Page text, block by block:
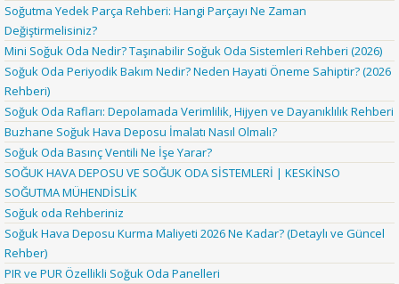
Soğutma Yedek Parça Rehberi: Hangi Parçayı Ne Zaman
Değiştirmelisiniz?
Mini Soğuk Oda Nedir? Taşınabilir Soğuk Oda Sistemleri Rehberi (2026)
Soğuk Oda Periyodik Bakım Nedir? Neden Hayati Öneme Sahiptir? (2026
Rehberi)
Soğuk Oda Rafları: Depolamada Verimlilik, Hijyen ve Dayanıklılık Rehberi
Buzhane Soğuk Hava Deposu İmalatı Nasıl Olmalı?
Soğuk Oda Basınç Ventili Ne İşe Yarar?
SOĞUK HAVA DEPOSU VE SOĞUK ODA SİSTEMLERİ | KESKİNSO
SOĞUTMA MÜHENDİSLİK
Soğuk oda Rehberiniz
Soğuk Hava Deposu Kurma Maliyeti 2026 Ne Kadar? (Detaylı ve Güncel
Rehber)
PIR ve PUR Özellikli Soğuk Oda Panelleri